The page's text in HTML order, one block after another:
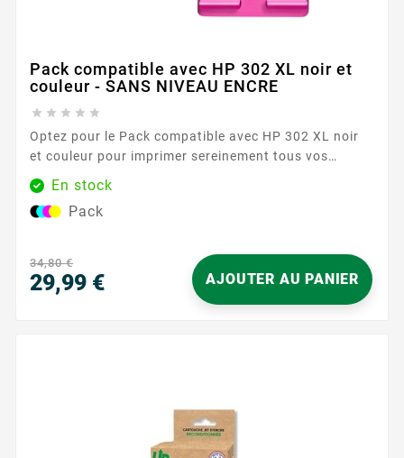
Pack compatible avec HP 302 XL noir et
couleur - SANS NIVEAU ENCRE
    
Optez pour le Pack compatible avec HP 302 XL noir
et couleur pour imprimer sereinement tous vos
documents du quotidien. Conçu pour les imprimantes
acceptant la référence HP 302 , ce duo réunit une
cartouche noire et une cartouche couleur au format
régularité. Vous profitez d’une...
En stock
Pack
34,80 €
29,99 € AJOUTER AU PANIER